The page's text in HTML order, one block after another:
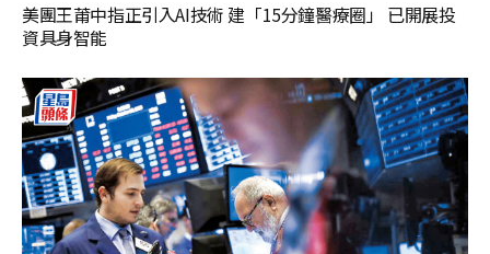
美團王莆中指正引入AI技術 建「15分鐘醫療圈」 已開展投
資具身智能